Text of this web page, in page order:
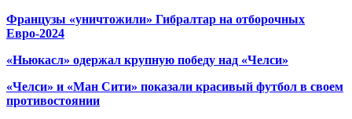
Французы «уничтожили» Гибралтар на отборочных
Евро-2024
«Ньюкасл» одержал крупную победу над «Челси»
«Челси» и «Ман Сити» показали красивый футбол в своем
противостоянии